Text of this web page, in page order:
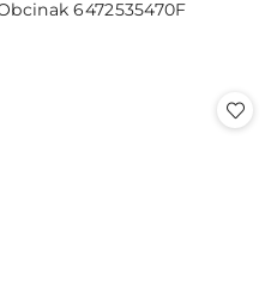
6472535470F